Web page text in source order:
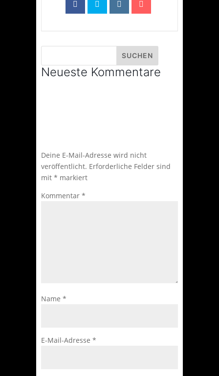
Neueste Kommentare
Deine E-Mail-Adresse wird nicht
veröffentlicht. Erforderliche Felder sind
mit * markiert
Kommentar *
Name *
E-Mail-Adresse *